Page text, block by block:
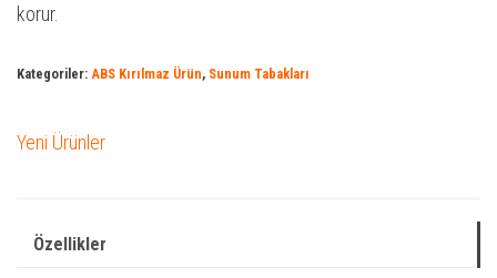
korur.
Kategoriler: ABS Kırılmaz Ürün, Sunum Tabakları
Yeni Ürünler
Özellikler